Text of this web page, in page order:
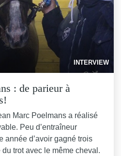
INTERVIEW
: de parieur à
Marc Poelmans a réalisé
Peu d’entraîneur
année d’avoir gagné trois
trot avec le même cheval.